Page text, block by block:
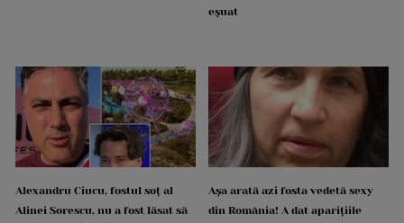
eșuat
Alexandru Ciucu, fostul soț al
Alinei Sorescu, nu a fost lăsat să
Așa arată azi fosta vedetă sexy
din România! A dat aparițiile